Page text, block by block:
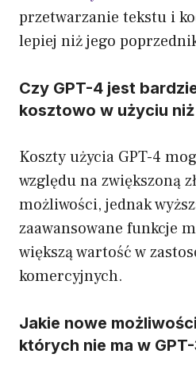
przetwarzanie tekstu i
lepiej niż jego
Czy GPT-4 jest
kosztowo w użyciu niż
Koszty użycia GPT-4
względu na zwiększoną
możliwości, jednak
zaawansowane funkcje
większą wartość w
komercyjnych.
Jakie nowe
których nie ma w